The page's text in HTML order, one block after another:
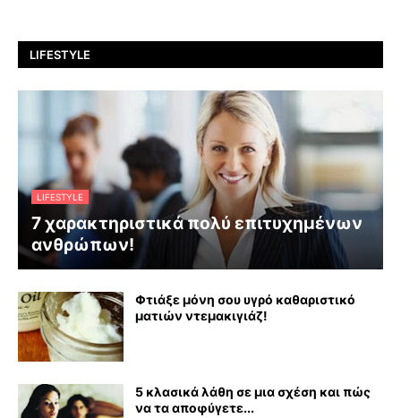
LIFESTYLE
LIFESTYLE
7 χαρακτηριστικά πολύ επιτυχημένων
ανθρώπων!
Φτιάξε μόνη σου υγρό καθαριστικό
ματιών ντεμακιγιάζ!
5 κλασικά λάθη σε μια σχέση και πώς
να τα αποφύγετε...